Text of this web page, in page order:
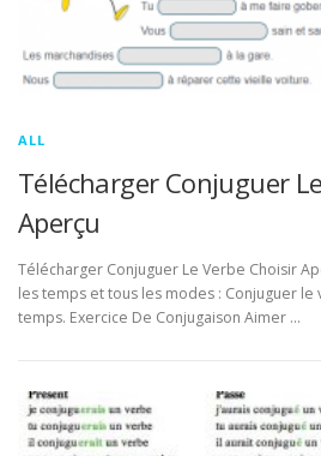
ALL
Télécharger Conjuguer
Aperçu
Télécharger Conjuguer Le Verbe Choisir
les temps et tous les modes : Conjuguer le
temps. Exercice De Conjugaison Aimer …